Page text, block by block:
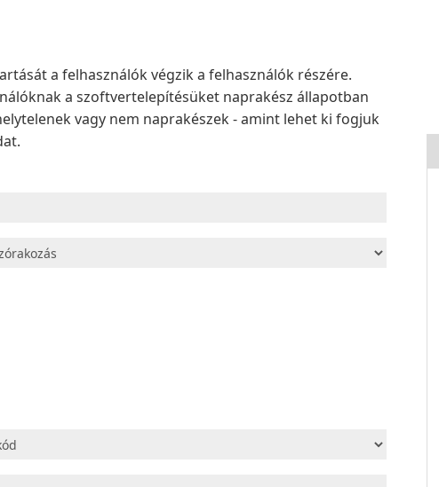
a felhasználók végzik a felhasználók részére.
a szoftvertelepítésüket naprakész állapotban
vagy nem naprakészek - amint lehet ki fogjuk